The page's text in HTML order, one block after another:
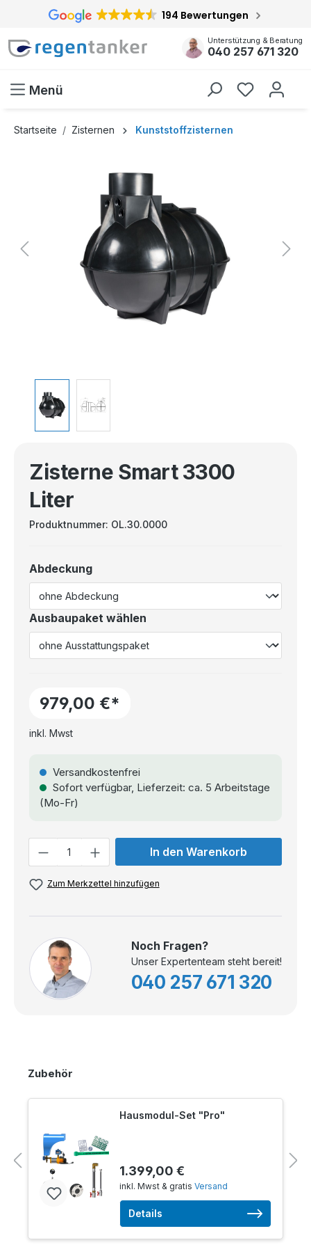
springen 194 Bewertungen
Unterstützung & Beratung
040 257 671 320
Menü
Startseite Zisternen Kunststoffzisternen
Zisterne Smart 3300
Liter
Produktnummer: OL.30.0000
Abdeckung
Ausbaupaket wählen
979,00 €*
inkl. Mwst
Versandkostenfrei
Sofort verfügbar, Lieferzeit: ca. 5 Arbeitstage
(Mo-Fr)
In den Warenkorb
Zum Merkzettel hinzufügen
Noch Fragen?
Unser Expertenteam steht bereit!
040 257 671 320
Zubehör
Hausmodul-Set "Pro"
1.399,00 €
inkl. Mwst & gratis Versand
Details